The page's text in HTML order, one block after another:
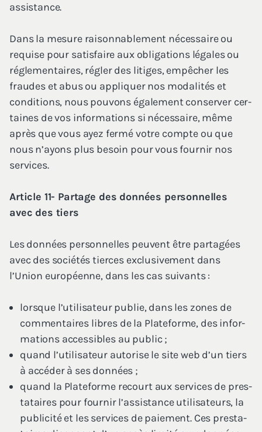
assistance.
Dans la mesure rai­son­na­ble­ment néces­saire ou
requise pour satis­faire aux obli­ga­tions légales ou
régle­men­taires, régler des litiges, empê­cher les
fraudes et abus ou appli­quer nos moda­li­tés et
condi­tions, nous pou­vons éga­le­ment conser­ver cer­
taines de vos infor­ma­tions si néces­saire, même
après que vous ayez fer­mé votre compte ou que
nous n’ayons plus besoin pour vous four­nir nos
services.
Article 11- Par­tage des don­nées per­son­nelles
avec des tiers
Les don­nées per­son­nelles peuvent être par­ta­gées
avec des socié­tés tierces exclu­si­ve­ment dans
l’Union euro­péenne, dans les cas suivants :
lorsque l’u­ti­li­sa­teur publie, dans les zones de
com­men­taires libres de la Pla­te­forme, des infor­
ma­tions acces­sibles au public ;
quand l’u­ti­li­sa­teur auto­rise le site web d’un tiers
à accé­der à ses données ;
quand la Pla­te­forme recourt aux ser­vices de pres­
ta­taires pour four­nir l’as­sis­tance uti­li­sa­teurs, la
publi­ci­té et les ser­vices de paie­ment. Ces pres­ta­